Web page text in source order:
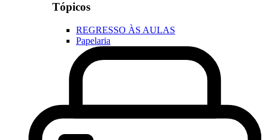
Tópicos
REGRESSO ÀS AULAS
Papelaria